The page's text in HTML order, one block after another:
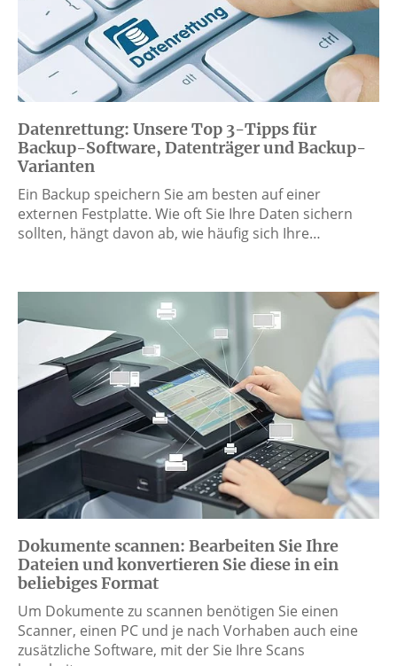
Datenrettung: Unsere Top 3-Tipps für
Backup-Software, Datenträger und Backup-
Varianten
Ein Backup speichern Sie am besten auf einer
externen Festplatte. Wie oft Sie Ihre Daten sichern
sollten, hängt davon ab, wie häufig sich Ihre…
Dokumente scannen: Bearbeiten Sie Ihre
Dateien und konvertieren Sie diese in ein
beliebiges Format
Um Dokumente zu scannen benötigen Sie einen
Scanner, einen PC und je nach Vorhaben auch eine
zusätzliche Software, mit der Sie Ihre Scans